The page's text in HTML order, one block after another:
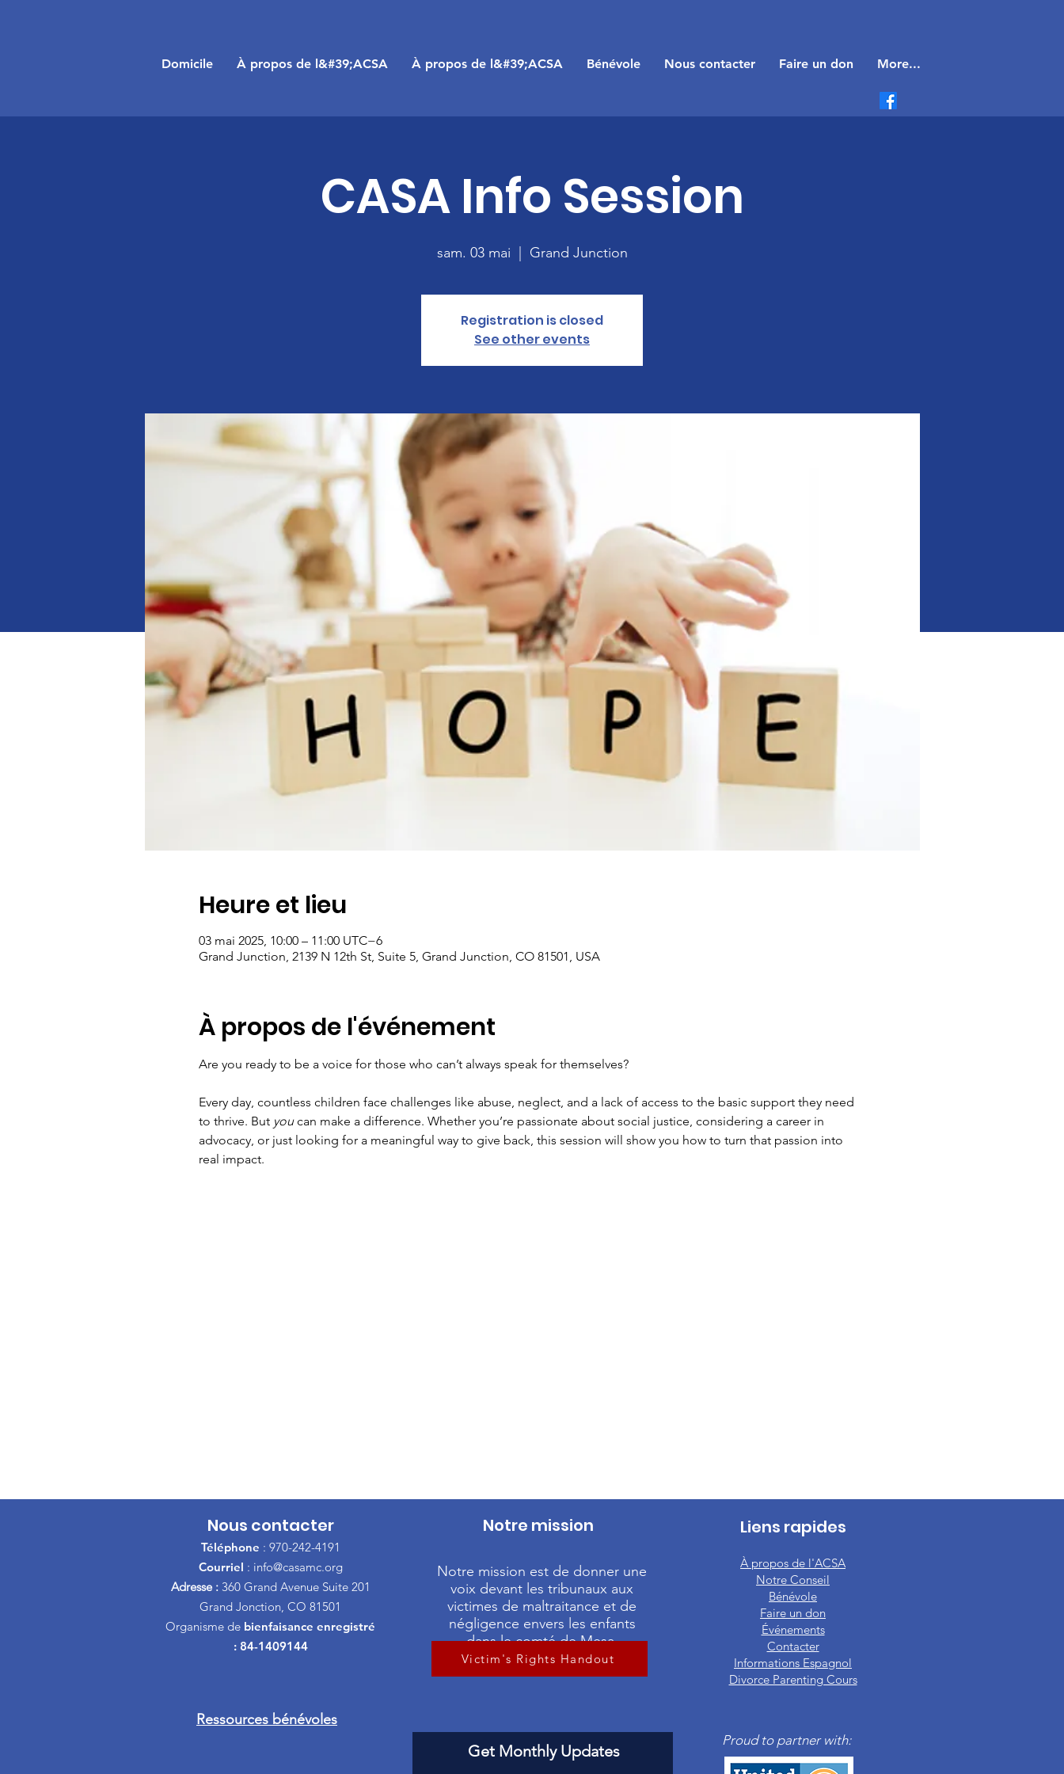
Domicile À propos de l&#39;ACSA À propos de l&#39;ACSA Bénévole Nous contacter Faire un don More...
CASA Info Session
sam. 03 mai Grand Junction
Registration is closed
See other events
Heure et lieu
03 mai 2025, 10:00 – 11:00 UTC−6
Grand Junction, 2139 N 12th St, Suite 5, Grand Junction, CO 81501, USA
À propos de l'événement
Are you ready to be a voice for those who can’t always speak for themselves?
Every day, countless children face challenges like abuse, neglect, and a lack of access to the basic support they need
to thrive. But you can make a difference. Whether you’re passionate about social justice, considering a career in
advocacy, or just looking for a meaningful way to give back, this session will show you how to turn that passion into
real impact.
Nous contacter
Téléphone : 970-242-4191
Courriel : info@casamc.org
Adresse :360 Grand Avenue Suite 201
Grand Jonction, CO 81501
Organisme de bienfaisance enregistré
: 84-1409144
Ressources bénévoles
Notre mission
Notre mission est de donner une
voix devant les tribunaux aux
victimes de maltraitance et de
négligence envers les enfants
dans le comté de Mesa.
Victim's Rights Handout
Get Monthly Updates
Liens rapides
À propos de l'ACSA
Notre Conseil
Bénévole
Faire un don
Événements
Contacter
Informations Espagnol
Divorce Parenting Cours
Proud to partner with: